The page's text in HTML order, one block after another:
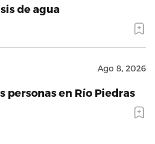
de agua
Ago 8, 2026
personas en Río Piedras